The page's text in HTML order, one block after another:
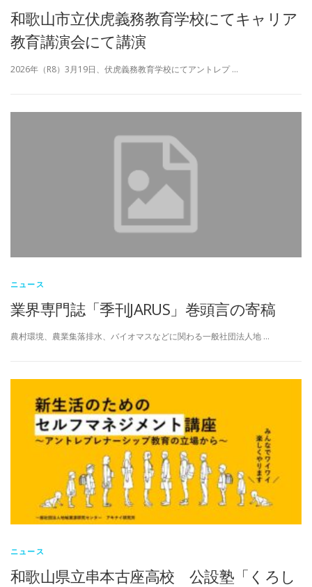
和歌山市立伏虎義務教育学校にてキャリア
教育講演会にて講演
2026年（R8）3月19日、伏虎義務教育学校にてアントレプ …
ニュース
業界専門誌「季刊JARUS」巻頭言の寄稿
農村環境、農業集落排水、バイオマスなどに関わる一般社団法人地 …
ニュース
和歌山県立串本古座高校 公設塾「くろし